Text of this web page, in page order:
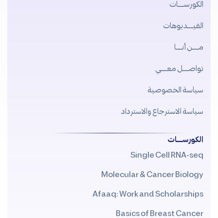
الكورســــات
الفيــــديوهات
مــــن أنــــا
تواصــــل معــــي
سياسة الخصوصية
سياسة الاسترجاع والاسترداد
الكورســــات
Single Cell RNA-seq
Molecular & Cancer Biology
Afaaq: Work and Scholarships
Basics of Breast Cancer